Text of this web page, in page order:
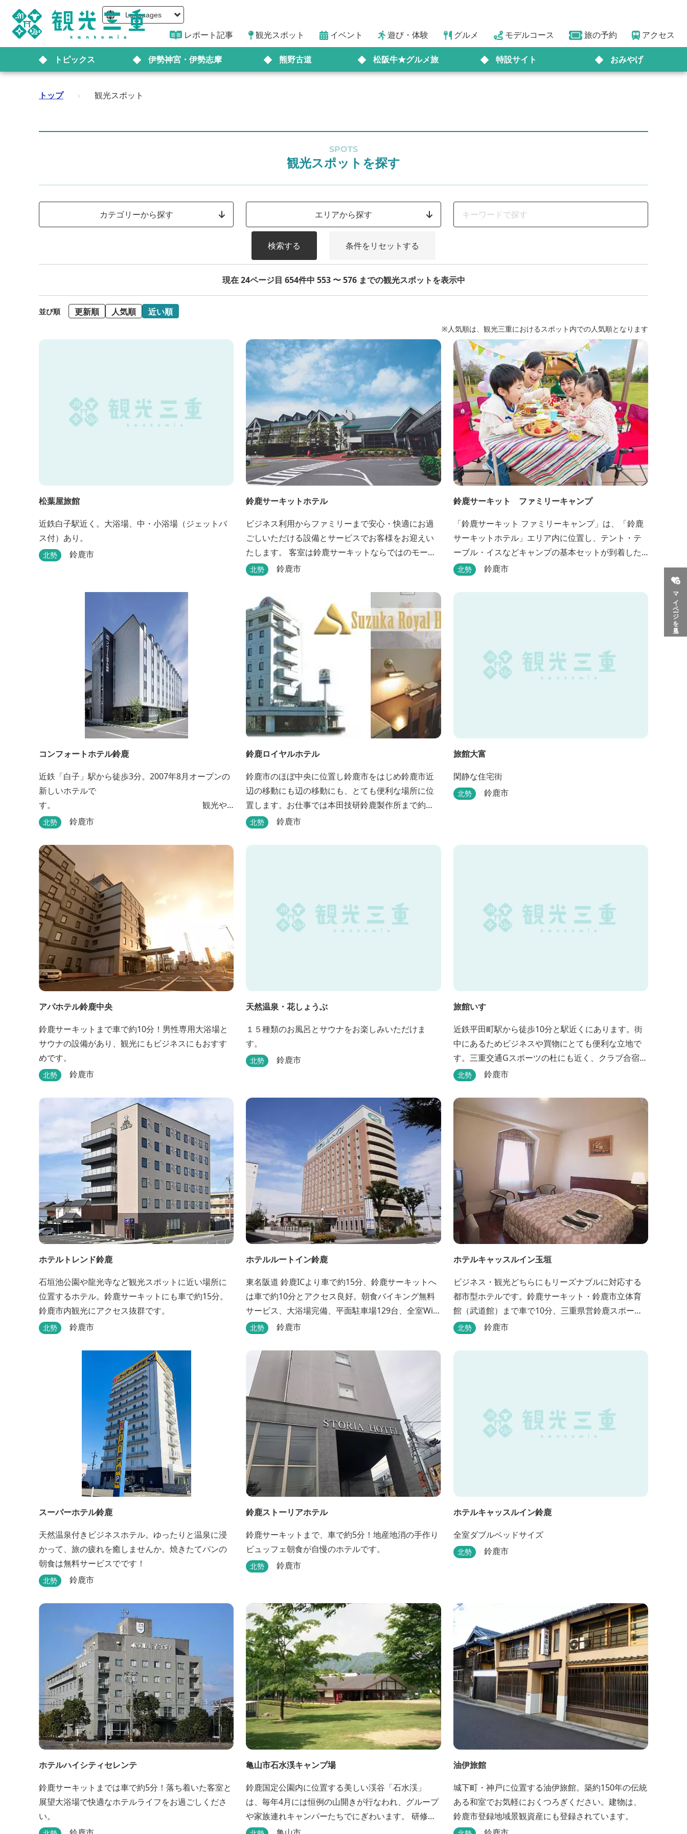
Languages
レポート記事 観光スポット イベント 遊び・体験 グルメ モデルコース 旅の予約 アクセス
トピックス 伊勢神宮・伊勢志摩 熊野古道 松阪牛★グルメ旅 特設サイト おみやげ
マイページを見る
トップ › 観光スポット
SPOTS
観光スポットを探す
カテゴリーから探す エリアから探す
検索する 条件をリセットする
現在 24ページ目 654件中 553 〜 576 までの観光スポットを表示中
並び順 更新順 人気順 近い順
※人気順は、観光三重におけるスポット内での人気順となります
松葉屋旅館
近鉄白子駅近く。大浴場、中・小浴場（ジェットバ
ス付）あり。
北勢 鈴鹿市
鈴鹿サーキットホテル
ビジネス利用からファミリーまで安心・快適にお過
ごしいただける設備とサービスでお客様をお迎えい
たします。 客室は鈴鹿サーキットならではのモータ
スポーツの歴史を感じられる『THE MAIN』をはじ
しいこだわりの詰まった「サーキット キッズルー
ム」「コチラファミリールーム」など様々なコンセ
プトルームをご用意しています。 また、お子さま連
れでも安心し...
北勢 鈴鹿市
鈴鹿サーキット ファミリーキャンプ
「鈴鹿サーキット ファミリーキャンプ」は、「鈴鹿
サーキットホテル」エリア内に位置し、テント・テ
ーブル・イスなどキャンプの基本セットが到着した
時点ですべて設置されているウッドデッキサイトの
整ったキャンプ場です。 さらに、手ぶらでキャンプ
北勢 鈴鹿市
コンフォートホテル鈴鹿
近鉄「白子」駅から徒歩3分。2007年8月オープンの
新しいホテルで
す。 観光や
ビジネスの拠点としてご利用頂けます。 ●朝食無料
●バリアフリー対応のユニバーサルルームあり●
北勢 鈴鹿市
鈴鹿ロイヤルホテル
鈴鹿市のほぼ中央に位置し鈴鹿市をはじめ鈴鹿市近
辺の移動にも辺の移動にも、とても便利な場所に位
置します。お仕事では本田技研鈴鹿製作所まで約
500m、行楽では鈴鹿サーキット様まで約1,3キロ、
ロととても近い場所にあります。亀山市へのアクセ
北勢 鈴鹿市
旅館大富
閑静な住宅街
北勢 鈴鹿市
アパホテル鈴鹿中央
鈴鹿サーキットまで車で約10分！男性専用大浴場と
サウナの設備があり、観光にもビジネスにもおすす
めです。
北勢 鈴鹿市
天然温泉・花しょうぶ
１５種類のお風呂とサウナをお楽しみいただけま
す。
北勢 鈴鹿市
旅館いすゞ
近鉄平田町駅から徒歩10分と駅近くにあります。街
中にあるためビジネスや買物にとても便利な立地で
す。三重交通Gスポーツの杜にも近く、クラブ合宿な
どに最適です。
北勢 鈴鹿市
ホテルトレンド鈴鹿
石垣池公園や龍光寺など観光スポットに近い場所に
位置するホテル。鈴鹿サーキットにも車で約15分。
鈴鹿市内観光にアクセス抜群です。
北勢 鈴鹿市
ホテルルートイン鈴鹿
東名阪道 鈴鹿ICより車で約15分、鈴鹿サーキットへ
は車で約10分とアクセス良好。朝食バイキング無料
サービス、大浴場完備、平面駐車場129台、全室Wi-
Fi完備。ビジネスにも観光にもご利用頂ける快適なホ
北勢 鈴鹿市
ホテルキャッスルイン玉垣
ビジネス・観光どちらにもリーズナブルに対応する
都市型ホテルです。鈴鹿サーキット・鈴鹿市立体育
館（武道館）まで車で10分、三重県営鈴鹿スポーツ
ガーデンまで車で15分の好立地！！ さらに、全檜造
す。
北勢 鈴鹿市
スーパーホテル鈴鹿
天然温泉付きビジネスホテル。ゆったりと温泉に浸
かって、旅の疲れを癒しませんか。焼きたてパンの
朝食は無料サービスでです！
北勢 鈴鹿市
鈴鹿ストーリアホテル
鈴鹿サーキットまで、車で約5分！地産地消の手作り
ビュッフェ朝食が自慢のホテルです。
北勢 鈴鹿市
ホテルキャッスルイン鈴鹿
全室ダブルベッドサイズ
北勢 鈴鹿市
ホテルハイシティセレンテ
鈴鹿サーキットまでは車で約5分！落ち着いた客室と
展望大浴場で快適なホテルライフをお過ごしくださ
い。
亀山市石水渓キャンプ場
鈴鹿国定公園内に位置する美しい渓谷「石水渓」
は、毎年4月には恒例の山開きが行なわれ、グループ
や家族連れキャンパーたちでにぎわいます。 研修施
設は団体用宿泊施設、バンガローはグループ・家族
油伊旅館
城下町・神戸に位置する油伊旅館。築約150年の伝統
ある和室でお気軽におくつろぎください。建物は、
鈴鹿市登録地域景観資産にも登録されています。